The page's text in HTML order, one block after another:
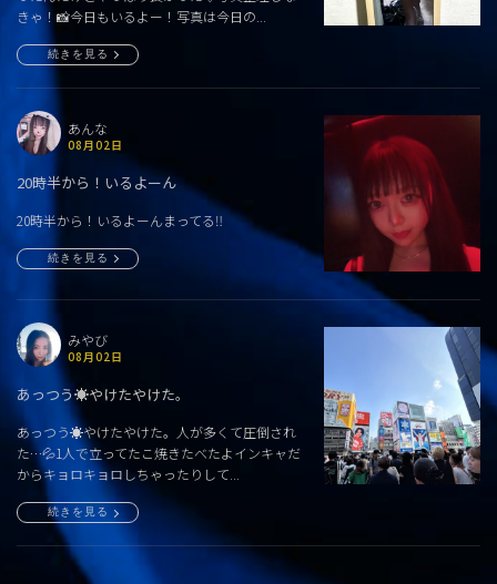
きゃ！📸今日もいるよー！写真は今日の...
続きを見る
あんな
08月02日
20時半から！いるよーん
20時半から！いるよーんまってる‼️
続きを見る
みやび
08月02日
あっつう☀️やけたやけた。
あっつう☀️やけたやけた。人が多くて圧倒され
た…💦1人で立ってたこ焼きたべたよインキャだ
からキョロキョロしちゃったりして...
続きを見る